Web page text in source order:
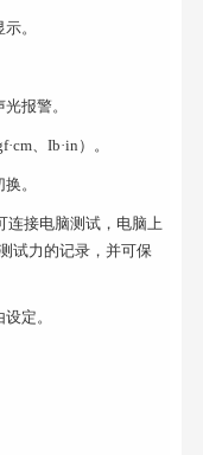
。
报警。
、Ib·in）。
。
连接电脑测试，电脑上
测试力的记录，并可保
定。